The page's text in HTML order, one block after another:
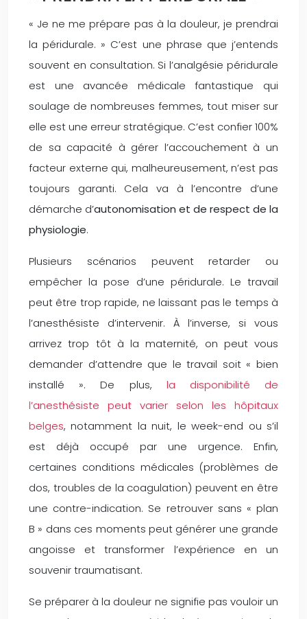
« Je ne me prépare pas à la douleur, je prendrai
la péridurale. » C’est une phrase que j’entends
souvent en consultation. Si l’analgésie péridurale
est une avancée médicale fantastique qui
soulage de nombreuses femmes, tout miser sur
elle est une erreur stratégique. C’est confier 100%
de sa capacité à gérer l’accouchement à un
facteur externe qui, malheureusement, n’est pas
toujours garanti. Cela va à l’encontre d’une
démarche d’autonomisation et de respect de la
physiologie.
Plusieurs scénarios peuvent retarder ou
empêcher la pose d’une péridurale. Le travail
peut être trop rapide, ne laissant pas le temps à
l’anesthésiste d’intervenir. À l’inverse, si vous
arrivez trop tôt à la maternité, on peut vous
demander d’attendre que le travail soit « bien
installé ». De plus, la disponibilité de
l’anesthésiste peut varier selon les hôpitaux
belges, notamment la nuit, le week-end ou s’il
est déjà occupé par une urgence. Enfin,
certaines conditions médicales (problèmes de
dos, troubles de la coagulation) peuvent en être
une contre-indication. Se retrouver sans « plan
B » dans ces moments peut générer une grande
angoisse et transformer l’expérience en un
souvenir traumatisant.
Se préparer à la douleur ne signifie pas vouloir un